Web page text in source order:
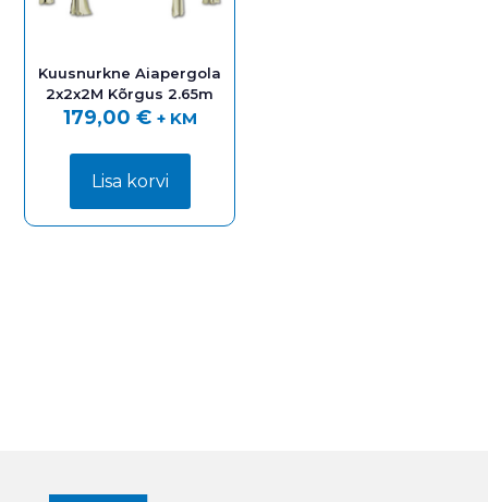
Kuusnurkne Aiapergola
2x2x2M Kõrgus 2.65m
179,00 € + KM
Lisa korvi